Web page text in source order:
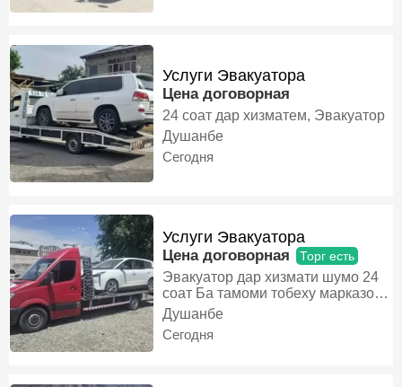
Услуги Эвакуатора
Цена договорная
24 соат дар хизматем, Эвакуатор
Душанбе
Сегодня
Услуги Эвакуатора
Цена договорная Торг есть
Эвакуатор дар хизмати шумо 24
соат Ба тамоми тобеху марказо
Ва дигар шахрхои Точикистон,
Эвакуатор
Душанбе
Сегодня